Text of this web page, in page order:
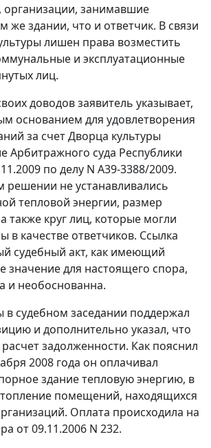
организации, занимавшие
же здании, что и ответчик. В связи
лишен права возместить
и эксплуатационные
лиц.
доводов заявитель указывает,
основанием для удовлетворения
за счет Дворца культуры
Арбитражного суда Республики
по делу N А39-3388/2009.
решении не устанавливались
тепловой энергии, размер
также круг лиц, которые могли
в качестве ответчиков. Ссылка
судебный акт, как имеющий
значение для настоящего спора,
и необоснованна.
в судебном заседании поддержал
и дополнительно указал, что
задолженности. Как пояснил
2008 года он оплачивал
здание тепловую энергию, в
помещений, находящихся
Оплата происходила на
от 09.11.2006 N 232.